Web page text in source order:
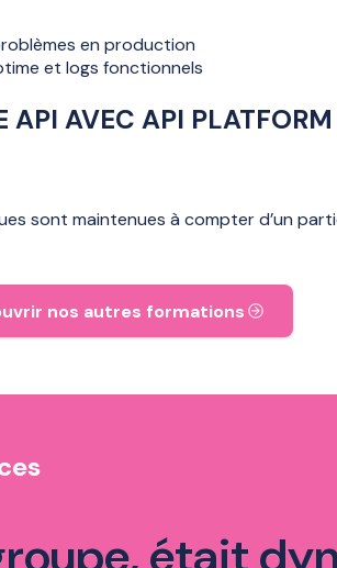
en production
et logs fonctionnels
API AVEC API PLATFORM
sont maintenues à compter d’un
nos autres formations